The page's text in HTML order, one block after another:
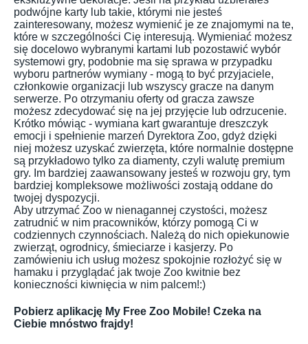
podwójne karty lub takie, którymi nie jesteś
zainteresowany, możesz wymienić je ze znajomymi na te,
które w szczególności Cię interesują. Wymieniać możesz
się docelowo wybranymi kartami lub pozostawić wybór
systemowi gry, podobnie ma się sprawa w przypadku
wyboru partnerów wymiany - mogą to być przyjaciele,
członkowie organizacji lub wszyscy gracze na danym
serwerze. Po otrzymaniu oferty od gracza zawsze
możesz zdecydować się na jej przyjęcie lub odrzucenie.
Krótko mówiąc - wymiana kart gwarantuje dreszczyk
emocji i spełnienie marzeń Dyrektora Zoo, gdyż dzięki
niej możesz uzyskać zwierzęta, które normalnie dostępne
są przykładowo tylko za diamenty, czyli walutę premium
gry. Im bardziej zaawansowany jesteś w rozwoju gry, tym
bardziej kompleksowe możliwości zostają oddane do
twojej dyspozycji.
Aby utrzymać Zoo w nienagannej czystości, możesz
zatrudnić w nim pracowników, którzy pomogą Ci w
codziennych czynnościach. Należą do nich opiekunowie
zwierząt, ogrodnicy, śmieciarze i kasjerzy. Po
zamówieniu ich usług możesz spokojnie rozłożyć się w
hamaku i przyglądać jak twoje Zoo kwitnie bez
konieczności kiwnięcia w nim palcem!:)
Pobierz aplikację My Free Zoo Mobile! Czeka na
Ciebie mnóstwo frajdy!